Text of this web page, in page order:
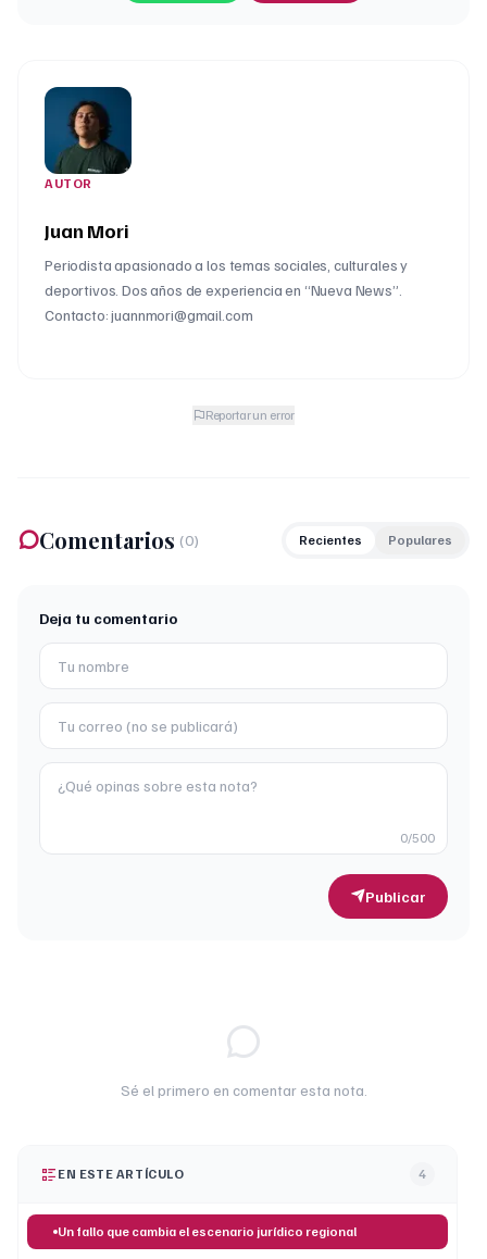
AUTOR
Juan Mori
Periodista apasionado a los temas sociales, culturales y
deportivos. Dos años de experiencia en “Nueva News”.
Contacto: juannmori@gmail.com
Reportar un error
Comentarios (0) Recientes Populares
Deja tu comentario
0/500
Publicar
Sé el primero en comentar esta nota.
EN ESTE ARTÍCULO 4
Un fallo que cambia el escenario jurídico regional